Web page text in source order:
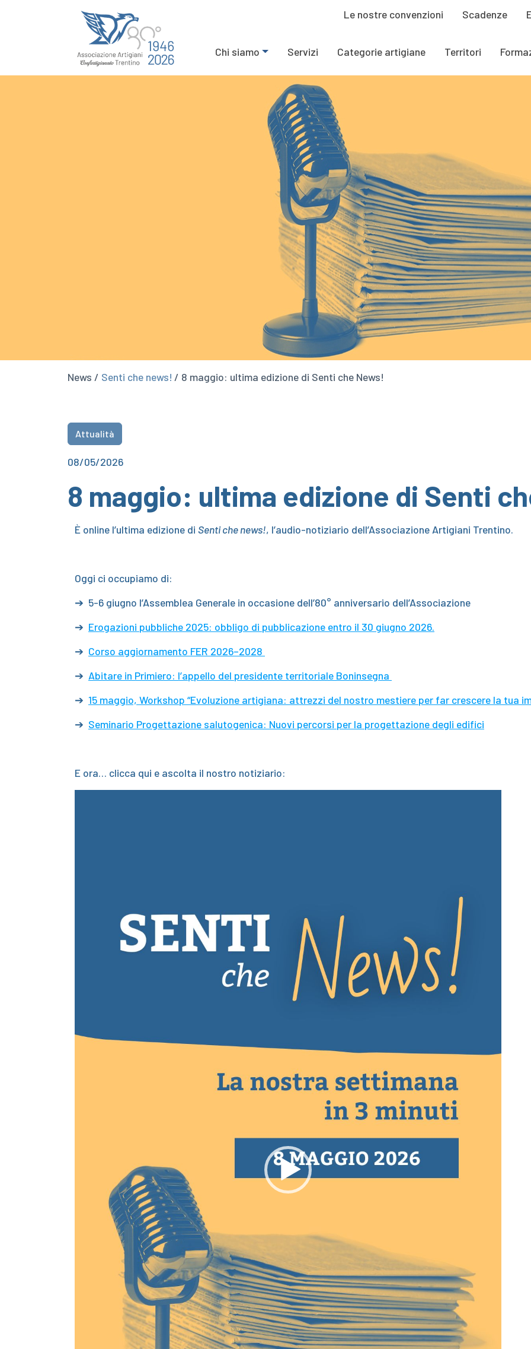
Le nostre convenzioni Scadenze
Chi siamo Servizi Categorie artigiane Territori
News / Senti che news! / 8 maggio: ultima edizione di Senti che News!
Attualità
08/05/2026
8 maggio: ultima edizione di Senti
È online l’ultima edizione di Senti che news!, l’audio-notiziario dell’Associazione Artigiani Trentino.
Oggi ci occupiamo di:
➔ 5-6 giugno l’Assemblea Generale in occasione dell’80° anniversario dell’Associazione
➔ Erogazioni pubbliche 2025: obbligo di pubblicazione entro il 30 giugno 2026.
➔ Corso aggiornamento FER 2026–2028
➔ Abitare in Primiero: l’appello del presidente territoriale Boninsegna
➔ 15 maggio, Workshop “Evoluzione artigiana: attrezzi del nostro mestiere per far crescere la tua
➔ Seminario Progettazione salutogenica: Nuovi percorsi per la progettazione degli edifici
E ora… clicca qui e ascolta il nostro notiziario: